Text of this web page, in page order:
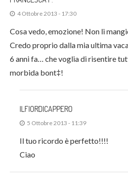
4 Ottobre 2013 - 17:30
Cosa vedo, emozione! Non li
Credo proprio dalla mia ultima
6 anni fa… che voglia di risentire
morbida bont‡!
ILFIORDICAPPERO
5 Ottobre 2013 - 11:39
Il tuo ricordo è perfetto!!!!
Ciao